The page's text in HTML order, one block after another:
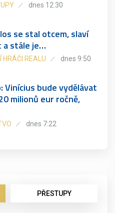
dnes 12:30
se stal otcem, slaví
a stále je…
HRÁČI REALU dnes 9:50
Vinícius bude vydělávat
milionů eur ročně,
dnes 7:22
PŘESTUPY